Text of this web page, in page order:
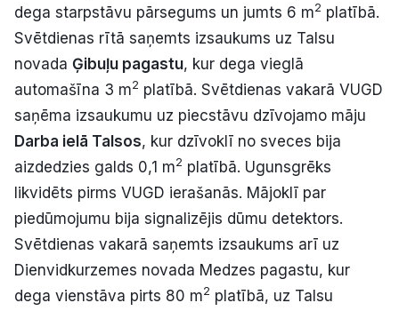
dega starpstāvu pārsegums un jumts 6 m2 platībā.
Svētdienas rītā saņemts izsaukums uz Talsu
novada Ģibuļu pagastu, kur dega vieglā
automašīna 3 m2 platībā. Svētdienas vakarā VUGD
saņēma izsaukumu uz piecstāvu dzīvojamo māju
Darba ielā Talsos, kur dzīvoklī no sveces bija
aizdedzies galds 0,1 m2 platībā. Ugunsgrēks
likvidēts pirms VUGD ierašanās. Mājoklī par
piedūmojumu bija signalizējis dūmu detektors.
Svētdienas vakarā saņemts izsaukums arī uz
Dienvidkurzemes novada Medzes pagastu, kur
dega vienstāva pirts 80 m2 platībā, uz Talsu